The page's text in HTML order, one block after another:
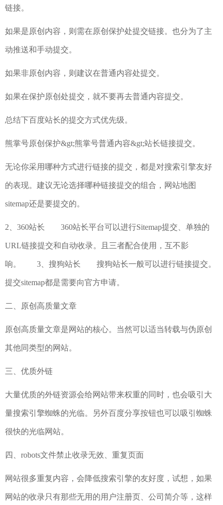
链接。
如果是原创内容，则需在原创保护处提交链接。也分为了主
动推送和手动提交。
如果非原创内容，则建议在普通内容处提交。
如果在保护原创处提交，就不要再去普通内容提交。
总结下百度站长的提交方式优先级。
熊掌号原创保护&gt;熊掌号普通内容&gt;站长链接提交。
无论你采用哪种方式进行链接的提交，都是对搜索引擎友好
的表现。建议无论选择哪种链接提交的组合，网站地图
sitemap还是要提交的。
2、360站长 360站长平台可以进行Sitemap提交、单独的
URL链接提交和自动收录。且三者配合使用，互不影
响。 3、搜狗站长 搜狗站长一般可以进行链接提交。
提交sitemap都是需要向官方申请。
二、原创高质量文章
原创高质量文章是网站的核心。当然可以适当转载与伪原创
其他同类型的网站。
三、优质外链
大量优质的外链资源会给网站带来权重的同时，也会吸引大
量搜索引擎蜘蛛的光临。另外百度分享按钮也可以吸引蜘蛛
很快的光临网站。
四、robots文件禁止收录无效、重复页面
网站很多重复内容，会降低搜索引擎的友好度，试想，如果
网站的收录只有那些无用的用户注册页、公司简介等，这样